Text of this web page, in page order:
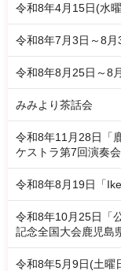
令和8年4月15日(水
令和8年7月3日～8月
令和8年8月25日～8
みみより茶話会
令和8年11月28日「
ケストラ第7回演奏
令和8年8月19日「
令和8年10月25日「
記念全国大会鹿児島
令和8年5月9日(土曜